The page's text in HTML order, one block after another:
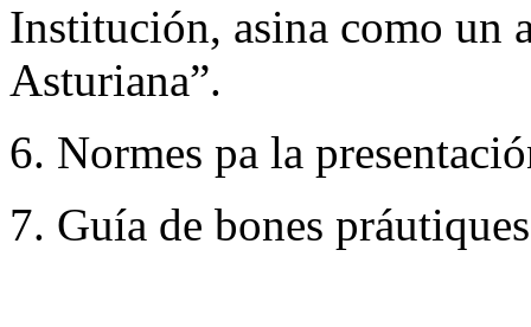
Institución, asina como un
Asturiana”.
6. Normes pa la
7. Guía de bones